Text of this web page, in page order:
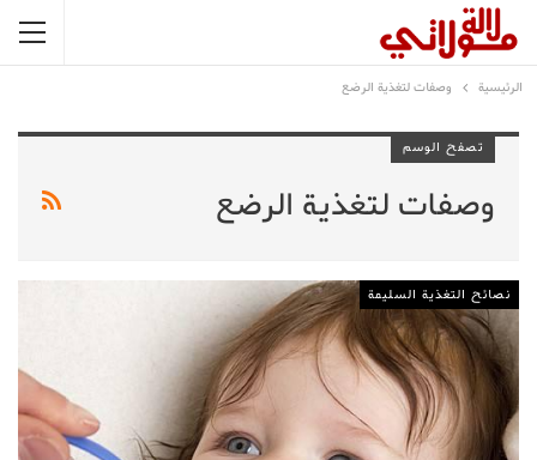
الرئيسية وصفات لتغذية الرضع
تصفح الوسم
وصفات لتغذية الرضع
نصائح التغذية السليمة